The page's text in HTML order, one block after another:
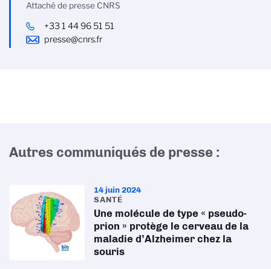
Attaché de presse CNRS
+33 1 44 96 51 51
presse@cnrs.fr
Autres communiqués de presse :
14 juin 2024
SANTÉ
Une molécule de type « pseudo-
prion » protège le cerveau de la
maladie d’Alzheimer chez la
souris